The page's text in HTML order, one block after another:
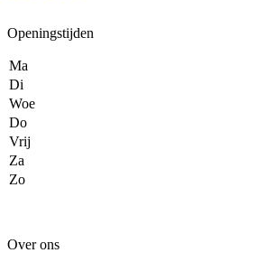
Openingstijden
Ma
Di
Woe
Do
Vrij
Za
Zo
Over ons